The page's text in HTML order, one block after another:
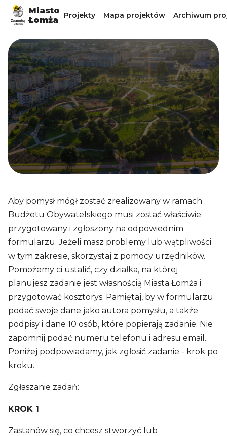
Miasto
Łomża
Projekty Mapa projektów Archiwum
Aby pomysł mógł zostać zrealizowany w ramach
Budżetu Obywatelskiego musi zostać właściwie
przygotowany i zgłoszony na odpowiednim
formularzu. Jeżeli masz problemy lub wątpliwości
w tym zakresie, skorzystaj z pomocy urzędników.
Pomożemy ci ustalić, czy działka, na której
planujesz zadanie jest własnością Miasta Łomża i
przygotować kosztorys. Pamiętaj, by w formularzu
podać swoje dane jako autora pomysłu, a także
podpisy i dane 10 osób, które popierają zadanie. Nie
zapomnij podać numeru telefonu i adresu email.
Poniżej podpowiadamy, jak zgłosić zadanie - krok po
kroku.
Zgłaszanie zadań:
KROK 1
Zastanów się, co chcesz stworzyć lub